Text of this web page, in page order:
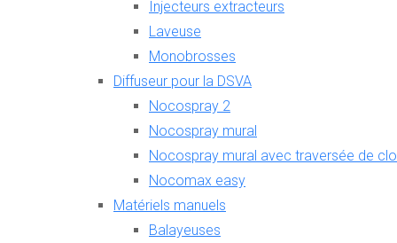
Injecteurs extracteurs
Laveuse
Monobrosses
Diffuseur pour la DSVA
Nocospray 2
Nocospray mural
Nocospray mural avec traversée de
Nocomax easy
Matériels manuels
Balayeuses